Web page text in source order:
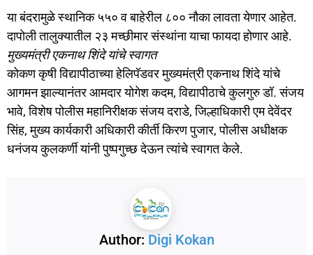
या बंदरामुळे स्थानिक ५५० व बाहेरील ८०० नौका लावता येणार आहेत.
दापोली तालुक्यातील २३ मच्छीमार संस्थांना याचा फायदा होणार आहे.
मुख्यमंत्री एकनाथ शिंदे यांचे स्वागत
कोकण कृषी विद्यापीठाच्या हेलिपॅडवर मुख्यमंत्री एकनाथ शिंदे यांचे
आगमन झाल्यानंतर आमदार योगेश कदम, विद्यापीठाचे कुलगुरु डॉ. संजय
भावे, विशेष पोलीस महानिरीक्षक संजय दराडे, जिल्हाधिकारी एम देवेंदर
सिंह, मुख्य कार्यकारी अधिकारी कीर्ती किरण पुजार, पोलीस अधीक्षक
धनंजय कुलकर्णी यांनी पुष्पगुच्छ देऊन त्यांचे स्वागत केले.
Author: Digi Kokan